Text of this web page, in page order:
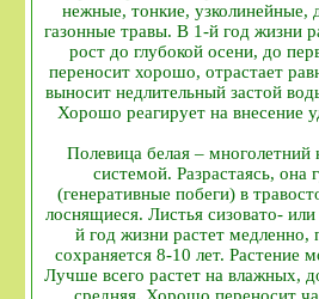
нежные, тонкие, узколинейные,
газонные травы. В 1-й год жизни
рост до глубокой осени, до
переносит хорошо, отрастает
выносит недлительный застой
Хорошо реагирует на внесение
Полевица белая – многолетний
системой. Разрастаясь,
(генеративные побеги) в
лоснящиеся. Листья сизовато-
й год жизни растет медленно,
сохраняется 8-10 лет. Растение
Лучше всего растет на влажных,